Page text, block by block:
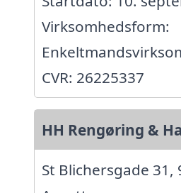
Virksomhedsform:
CVR: 26225337
HH Rengøring &
St Blichersgade